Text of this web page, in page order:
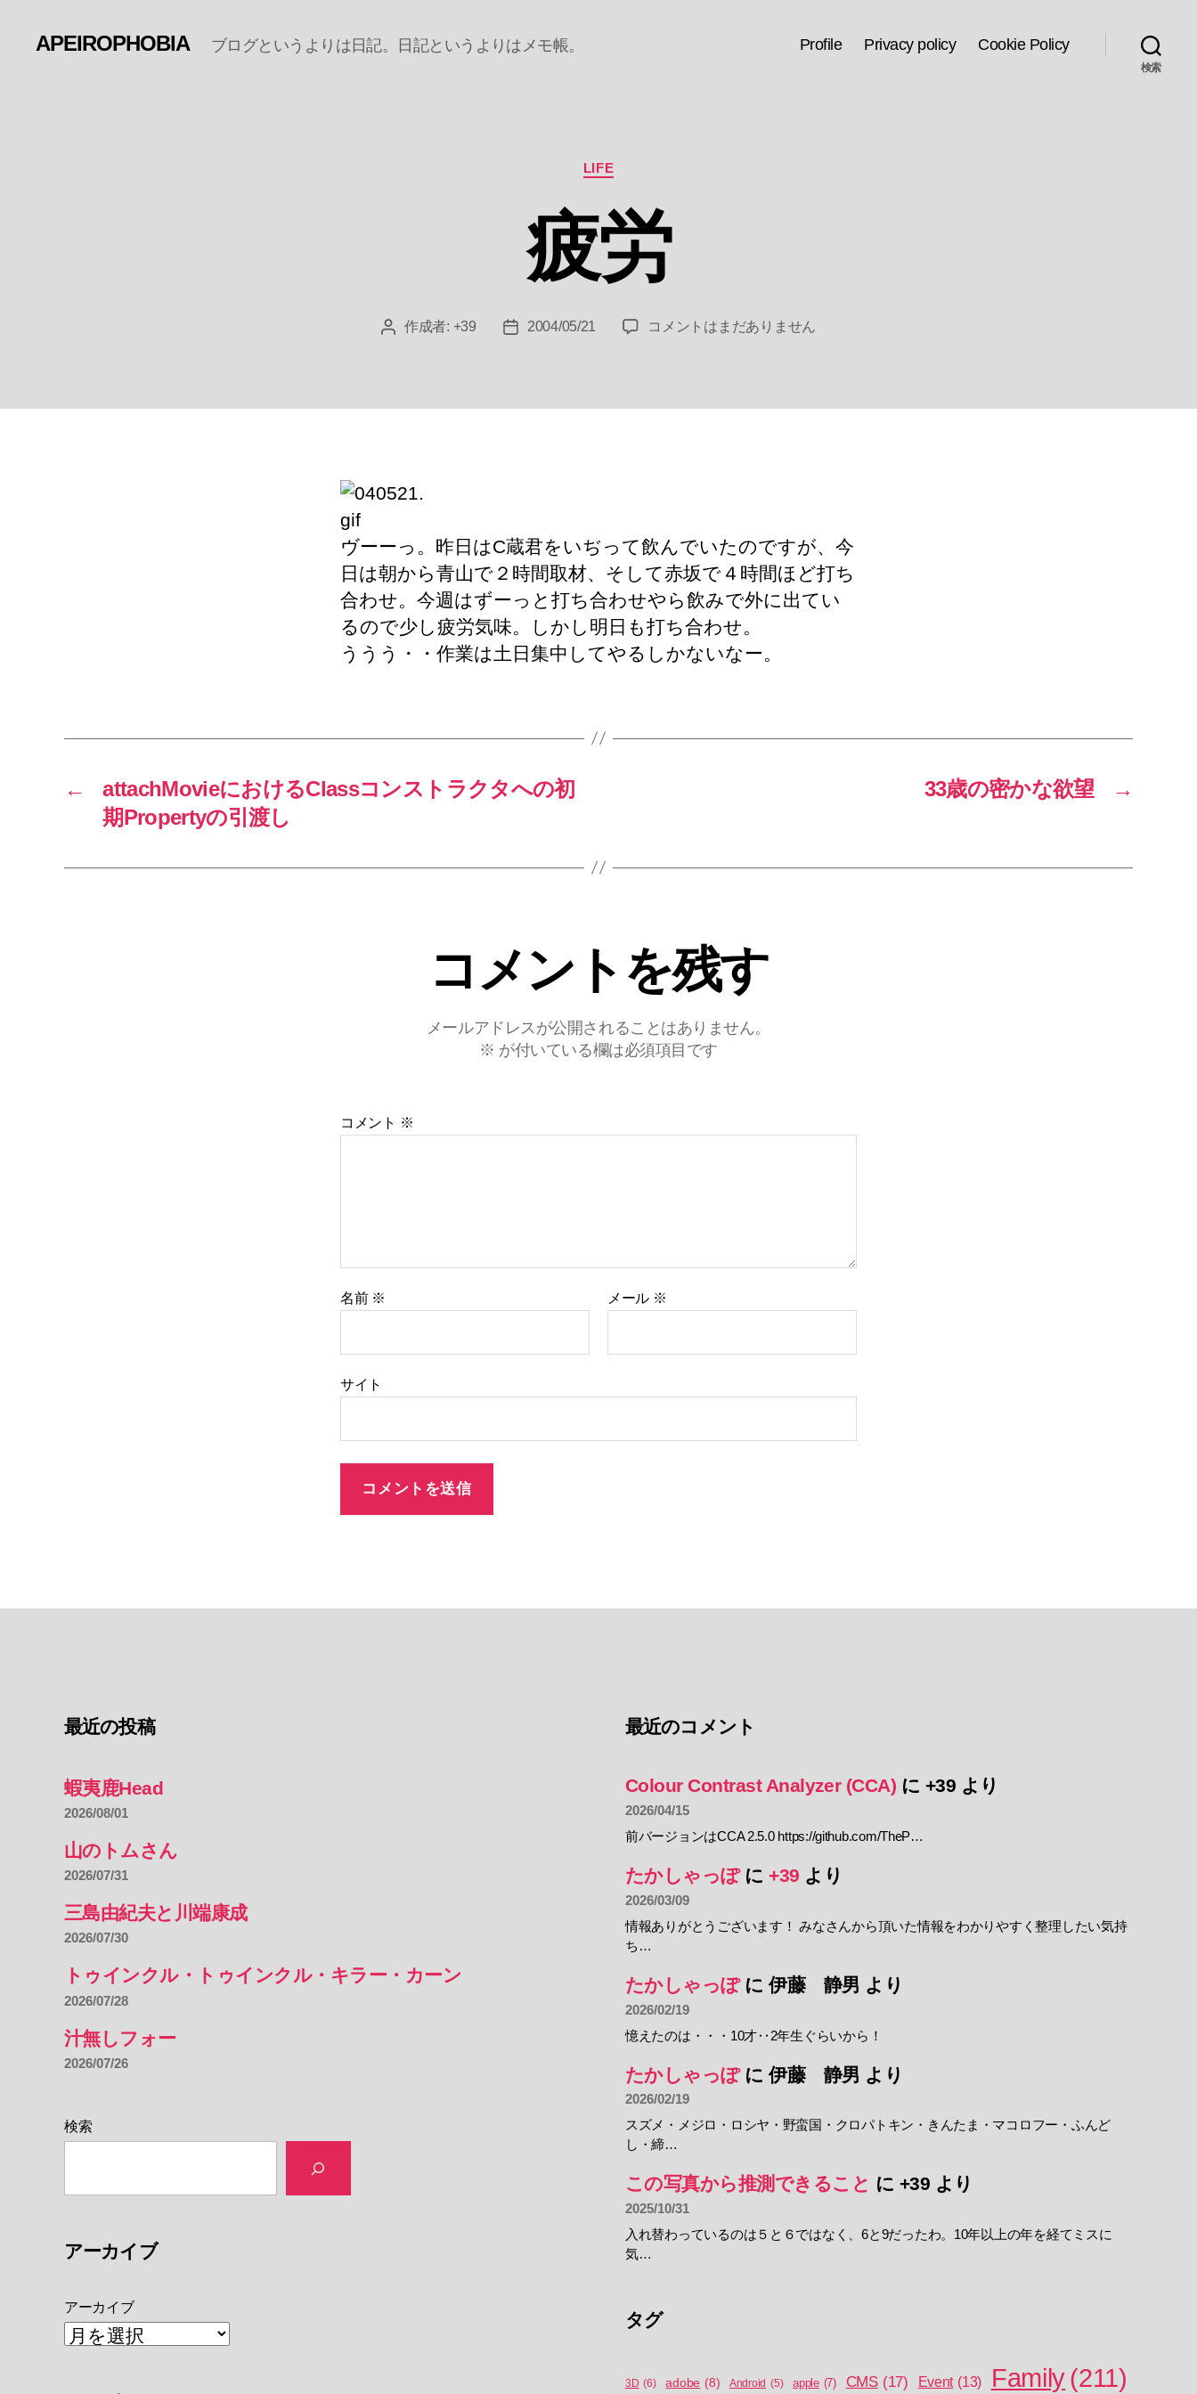
APEIROPHOBIA ブログというよりは日記。日記というよりはメモ帳。 Profile Privacy policy Cookie Policy
検索
カ
テ
リ
ー
LIFE
疲労
投 作成者: +39
投
2004/05/21
疲
コメントはまだありません
ヴーーっ。昨日はC蔵君をいぢって飲んでいたのですが、今
日は朝から青山で２時間取材、そして赤坂で４時間ほど打ち
合わせ。今週はずーっと打ち合わせやら飲みで外に出てい
るので少し疲労気味。しかし明日も打ち合わせ。
ううう・・作業は土日集中してやるしかないなー。
←
attachMovieにおけるClassコンストラクタへの初
期Propertyの引渡し
→
33歳の密かな欲望
コメントを残す
メールアドレスが公開されることはありません。
※ が付いている欄は必須項目です
コメント ※
名前 ※ メール ※
サイト
最近の投稿
蝦夷鹿Head
2026/08/01
山のトムさん
2026/07/31
三島由紀夫と川端康成
2026/07/30
トゥインクル・トゥインクル・キラー・カーン
2026/07/28
汁無しフォー
2026/07/26
検索
アーカイブ
アーカイブ
最近のコメント
Colour Contrast Analyzer (CCA) に +39 より
2026/04/15
前バージョンはCCA 2.5.0 https://github.com/TheP…
たかしゃっぽに+39 より
2026/03/09
情報ありがとうございます！ みなさんから頂いた情報をわかりやすく整理したい気持
ち…
たかしゃっぽに伊藤 静男 より
2026/02/19
憶えたのは・・・10才‥2年生ぐらいから！
たかしゃっぽに伊藤 静男 より
2026/02/19
スズメ・メジロ・ロシヤ・野蛮国・クロパトキン・きんたま・マコロフー・ふんど
し・締…
この写真から推測できること に +39 より
2025/10/31
入れ替わっているのは５と６ではなく、6と9だったわ。10年以上の年を経てミスに
気…
タグ
3D (6) adobe (8) Android (5) apple (7) CMS (17) Event (13) Family(211)